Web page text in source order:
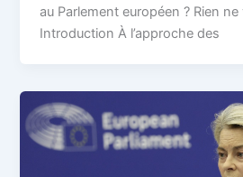
au Parlement européen ? Rien ne
Introduction À l’approche des